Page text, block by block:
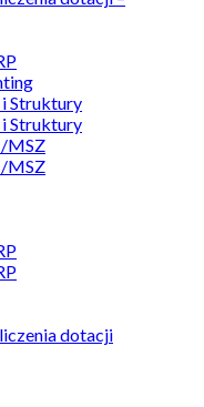
Struktury
Struktury
MSZ
MSZ
dotacji